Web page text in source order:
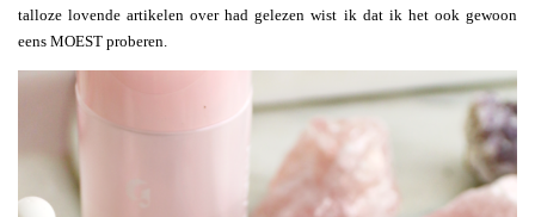
talloze lovende artikelen over had gelezen wist ik dat ik het ook gewoon
eens MOEST proberen.